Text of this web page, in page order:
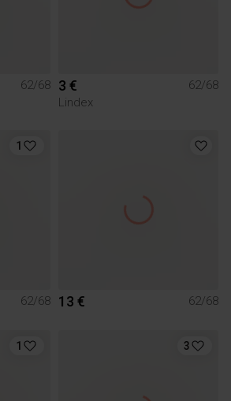
62/68
3 €
62/68
Lindex
1
62/68 13 € 62/68
1 3